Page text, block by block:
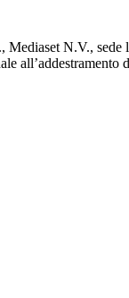
N.V., sede
all’addestramento